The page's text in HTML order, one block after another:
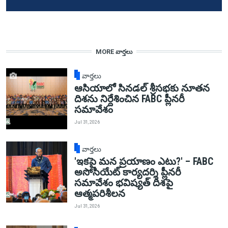
MORE వార్తలు
వార్తలు
ఆసియాలో సినడల్ శ్రీసభకు నూతన
దిశను నిర్దేశించిన FABC ప్లీనరీ
సమావేశం
Jul 31, 2026
వార్తలు
'ఇకపై మన ప్రయాణం ఎటు?' – FABC
అసోసియేట్ కార్యదర్శి ప్లీనరీ
సమావేశం భవిష్యత్ దిశపై
ఆత్మపరిశీలన
Jul 31, 2026